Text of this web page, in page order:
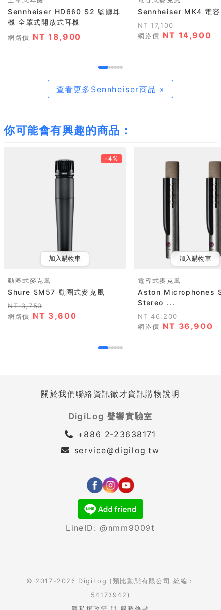
Sennheiser HD660 S2 監聽耳
機 全罩式開放式耳機
網路價 NT 18,900
Sennheiser MK4 電容
NT 17,100
網路價 NT 14,900
查看更多Sennheiser商品 »
你可能會有興趣的商品：
-4%
加入購物車
動圈式麥克風
Shure SM57 動圈式麥克風
NT 3,750
網路價 NT 3,600
加入購物車
電容式麥克風
Aston Microphones
Stereo ...
NT 46,200
網路價 NT 36,900
關於我們聯絡資訊徵才資訊購物說明
DigiLog 聲響實驗室
+886 2-23638171
service@digilog.tw
LineID: @nmm9009t
© 2017-2026 DigiLog (類比動態有限公司 統編：
54173942)